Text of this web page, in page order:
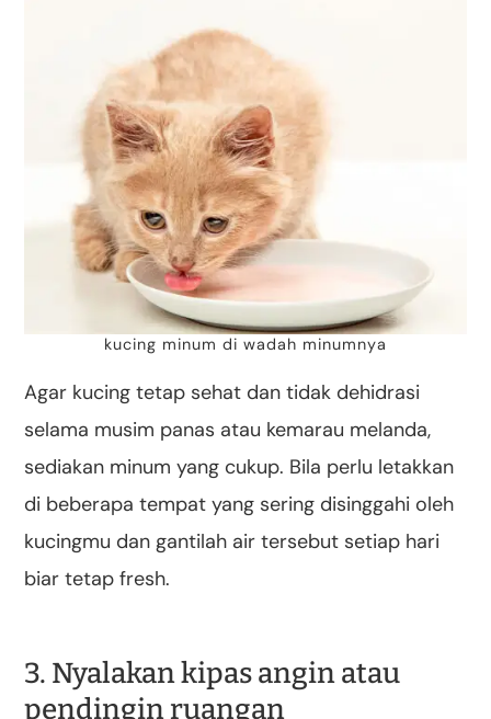
kucing minum di wadah minumnya
Agar kucing tetap sehat dan tidak dehidrasi
selama musim panas atau kemarau melanda,
sediakan minum yang cukup. Bila perlu letakkan
di beberapa tempat yang sering disinggahi oleh
kucingmu dan gantilah air tersebut setiap hari
biar tetap fresh.
3. Nyalakan kipas angin atau
pendingin ruangan